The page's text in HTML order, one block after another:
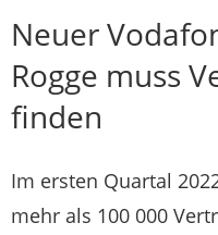
Neuer
Rogge muss
finden
Im ersten Quartal
mehr als 100 000